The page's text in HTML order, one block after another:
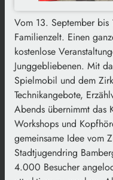
Vom 13. September
Familienzelt. Einen
kostenlose
Junggebliebenen. Mit
Spielmobil und dem
Technikangebote,
Abends übernimmt das
Workshops und
gemeinsame Idee vom
Stadtjugendring
4.000 Besucher